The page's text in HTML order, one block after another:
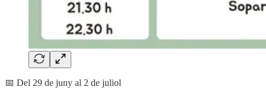
📅 Del 29 de juny al 2 de juliol